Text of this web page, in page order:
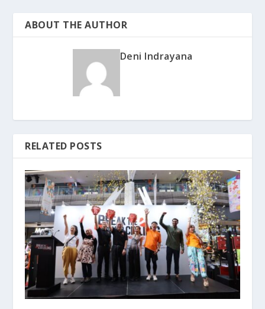
ABOUT THE AUTHOR
Deni Indrayana
RELATED POSTS